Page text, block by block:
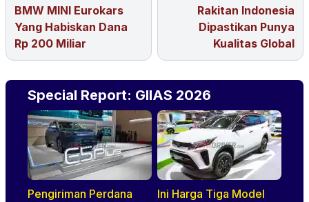
BMW MINI Eurokars
Yang Habiskan Dana
Rp 200 Miliar
Rakitan Indonesia
Dipastikan Punya
Kualitas Global
Special Report: GIIAS 2026
Pengiriman Perdana
Ini Harga Tiga Model